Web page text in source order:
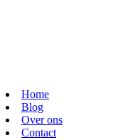
Home
Blog
Over ons
Contact